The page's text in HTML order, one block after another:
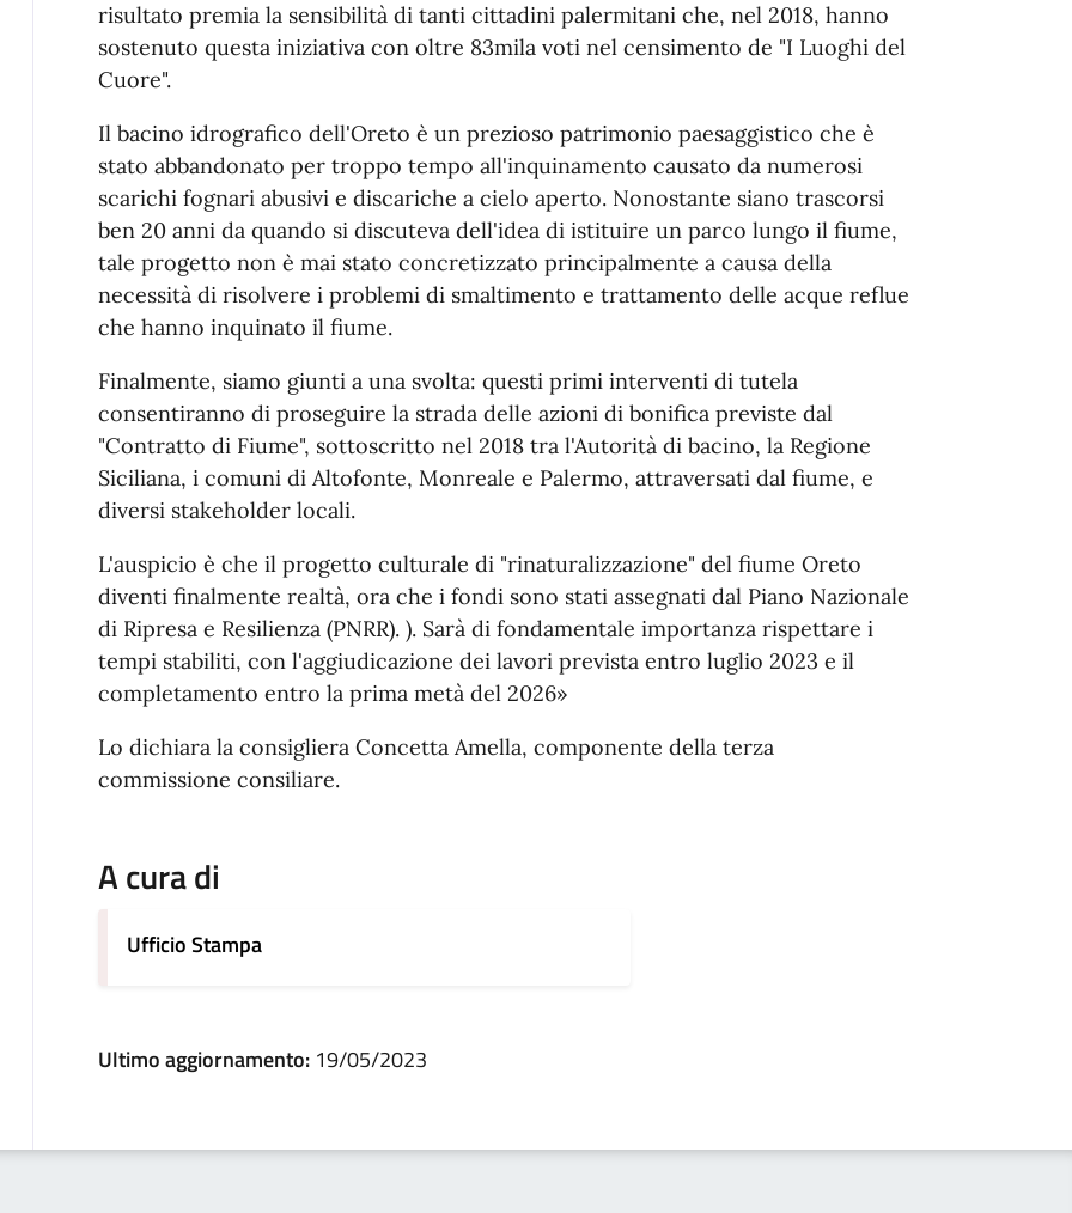
risultato premia la sensibilità di tanti cittadini palermitani che, nel 2018, hanno
sostenuto questa iniziativa con oltre 83mila voti nel censimento de "I Luoghi del
Cuore".
Il bacino idrografico dell'Oreto è un prezioso patrimonio paesaggistico che è
stato abbandonato per troppo tempo all'inquinamento causato da numerosi
scarichi fognari abusivi e discariche a cielo aperto. Nonostante siano trascorsi
ben 20 anni da quando si discuteva dell'idea di istituire un parco lungo il fiume,
tale progetto non è mai stato concretizzato principalmente a causa della
necessità di risolvere i problemi di smaltimento e trattamento delle acque reflue
che hanno inquinato il fiume.
Finalmente, siamo giunti a una svolta: questi primi interventi di tutela
consentiranno di proseguire la strada delle azioni di bonifica previste dal
"Contratto di Fiume", sottoscritto nel 2018 tra l'Autorità di bacino, la Regione
Siciliana, i comuni di Altofonte, Monreale e Palermo, attraversati dal fiume, e
diversi stakeholder locali.
L'auspicio è che il progetto culturale di "rinaturalizzazione" del fiume Oreto
diventi finalmente realtà, ora che i fondi sono stati assegnati dal Piano Nazionale
di Ripresa e Resilienza (PNRR). ). Sarà di fondamentale importanza rispettare i
tempi stabiliti, con l'aggiudicazione dei lavori prevista entro luglio 2023 e il
completamento entro la prima metà del 2026»
Lo dichiara la consigliera Concetta Amella, componente della terza
commissione consiliare.
A cura di
Ufficio Stampa
Ultimo aggiornamento: 19/05/2023